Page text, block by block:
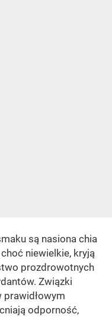
są nasiona chia
niewielkie, kryją
prozdrowotnych
Związki
odporność,